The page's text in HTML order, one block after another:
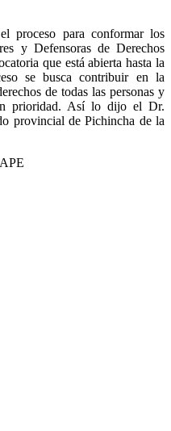
proceso para conformar los
y Defensoras de Derechos
que está abierta hasta la
se busca contribuir en la
de todas las personas y
prioridad. Así lo dijo el Dr.
provincial de Pichincha de la